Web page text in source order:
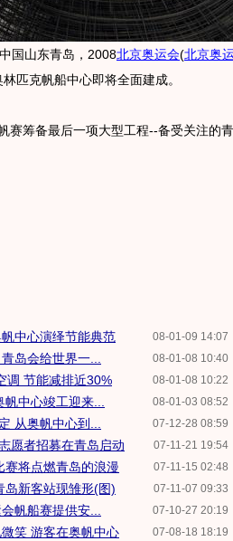
山东青岛，2008北京奥运会(北京奥
匹克帆船中心即将全面建成。
筹备最后一项大型工程--备受关注的
08-01-09 14:07
中心演绎节能典范
08-01-08 10:40
岛会给世界一...
08-01-08 10:22
调 节能减排近30%
08-01-03 08:52
中心竣工迎来...
07-12-28 08:59
从奥帆中心到...
07-11-21 19:54
愿者招募在青岛启动
07-11-15 02:48
将点燃青岛的浪漫
07-11-07 09:33
岛新客站现雏形(图)
07-10-27 20:19
帆船赛提供安...
07-08-18 18:19
笑 游客在奥帆中心